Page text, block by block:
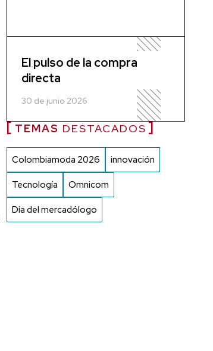
El pulso de la compra
directa
30 de junio 2026
TEMAS DESTACADOS
Colombiamoda 2026 innovación
Tecnología Omnicom
Día del mercadólogo